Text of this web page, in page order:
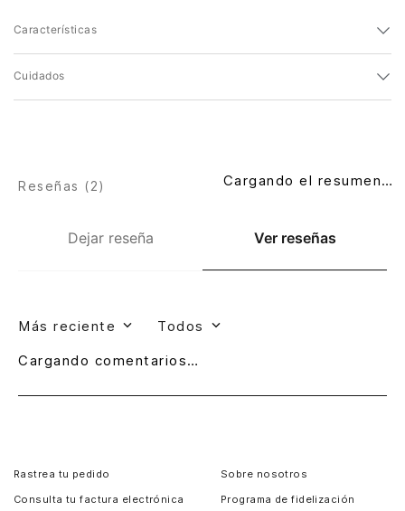
Características
Cuidados
Dejar reseña Ver reseñas
Reseñas (2) Cargando el resumen…
Más reciente Todos
Cargando comentarios…
Rastrea tu pedido
Consulta tu factura electrónica
Sobre nosotros
Programa de fidelización